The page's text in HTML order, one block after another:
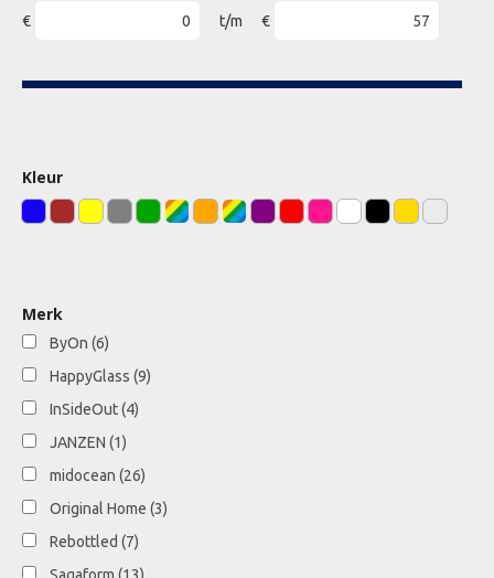
€ t/m €
Kleur
Merk
ByOn (6)
HappyGlass (9)
InSideOut (4)
JANZEN (1)
midocean (26)
Original Home (3)
Rebottled (7)